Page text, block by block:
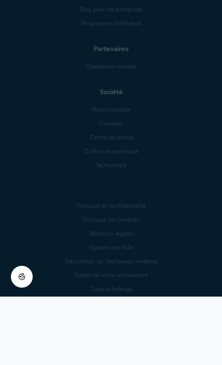
Blog pour les entreprises
Programme d’affiliation
Partenaires
Opérateurs mobiles
Société
Nous contacter
Carrières
Centre de presse
Confiance numérique
Technologie
Politique de confidentialité
Politique des produits
Mentions légales
Signaler une faille
Déclaration sur l’esclavage moderne
Détails de votre abonnement
Cookie Settings